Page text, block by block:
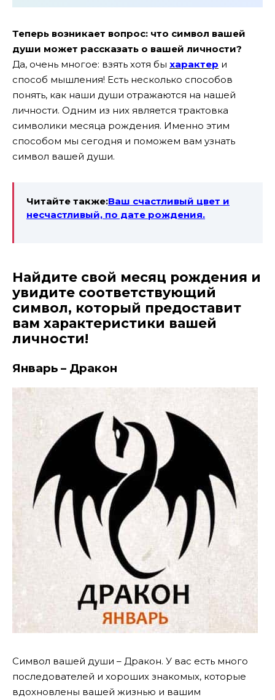
Теперь возникает вопрос: что символ вашей
души может рассказать о вашей личности?
Да, очень многое: взять хотя бы характер и
способ мышления! Есть несколько способов
понять, как наши души отражаются на нашей
личности. Одним из них является трактовка
символики месяца рождения. Именно этим
способом мы сегодня и поможем вам узнать
символ вашей души.
Читайте также:Ваш счастливый цвет и
несчастливый, по дате рождения.
Найдите свой месяц рождения и
увидите соответствующий
символ, который предоставит
вам характеристики вашей
личности!
Январь – Дракон
Символ вашей души – Дракон. У вас есть много
последователей и хороших знакомых, которые
вдохновлены вашей жизнью и вашим